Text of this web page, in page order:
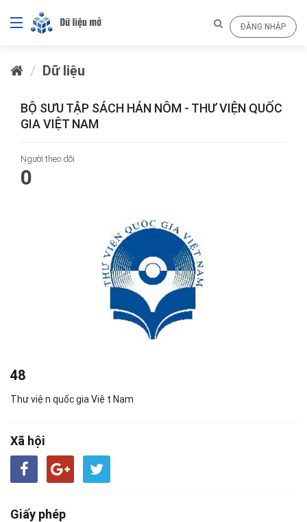
ĐĂNG NHẬP
Dữ liệu
BỘ SƯU TẬP SÁCH HÁN NÔM - THƯ VIỆN QUỐC
GIA VIỆT NAM
Người theo dõi
0
48
Thư viện quốc gia Việt Nam
Xã hội
Giấy phép